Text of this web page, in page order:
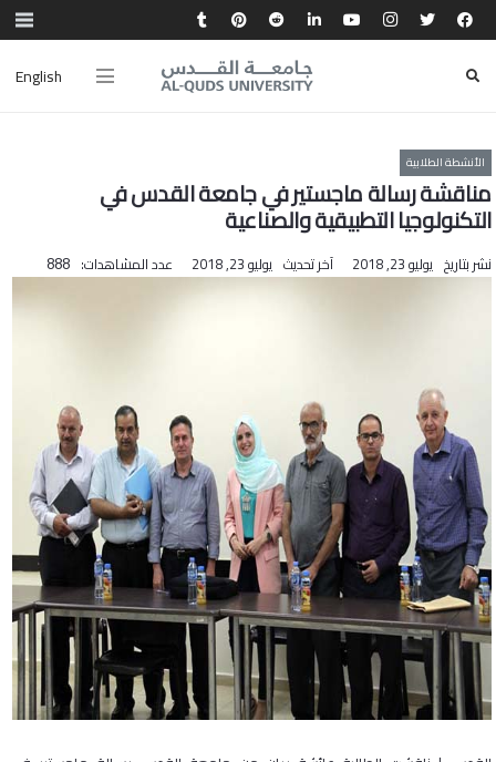
English
الأنشطة الطلابية
مناقشة رسالة ماجستير في جامعة القدس في
التكنولوجيا التطبيقية والصناعية
نشر بتاريخ يوليو 23, 2018 آخر تحديث يوليو 23, 2018 عدد المشاهدات: 888